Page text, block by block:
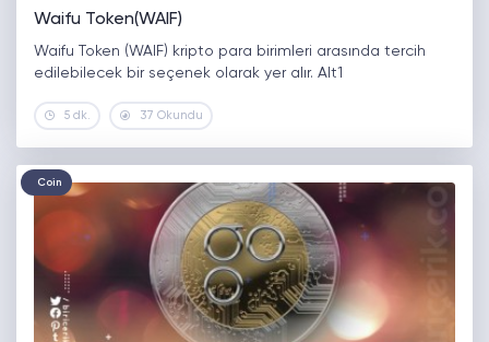
Waifu Token(WAIF)
Waifu Token (WAIF) kripto para birimleri arasında tercih
edilebilecek bir seçenek olarak yer alır. Alt1
5 dk. 37 Okundu
Coin